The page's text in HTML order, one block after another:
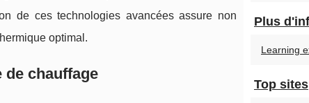
de ces technologies avancées assure non
optimal.
chauffage
Plus
Learning
Top sites